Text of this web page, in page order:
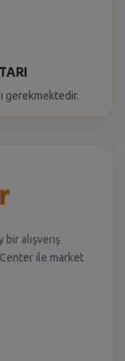
gerekmektedir.
bir alışveriş
Center ile market